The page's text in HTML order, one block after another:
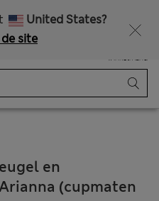
United States?
site
Winkelmand
en
(cupmaten